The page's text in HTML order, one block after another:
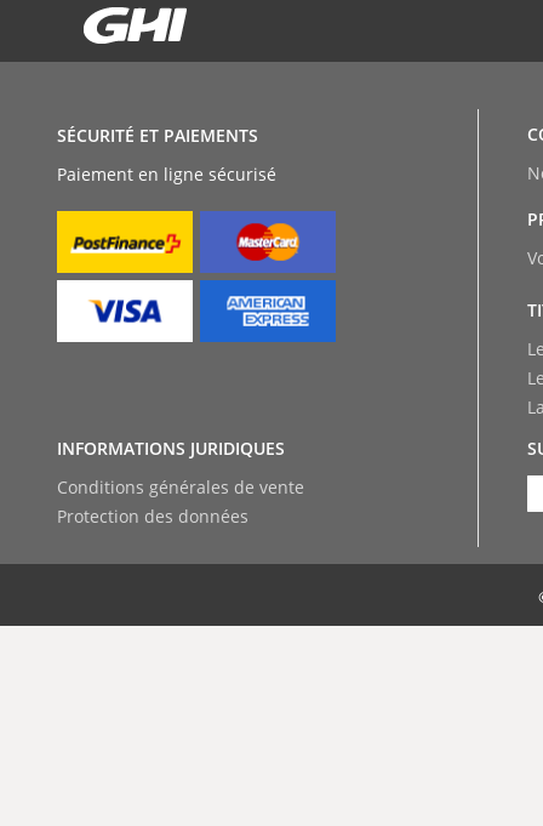
Protection des données
Conditions générales de vente
INFORMATIONS JURIDIQUES
Paiement en ligne sécurisé
SÉCURITÉ ET PAIEMENTS